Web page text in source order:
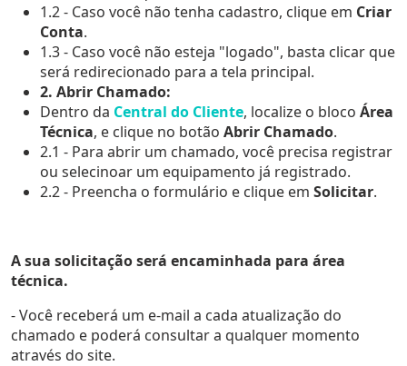
1.2 - Caso você não tenha cadastro, clique em Criar
Conta.
1.3 - Caso você não esteja "logado", basta clicar que
será redirecionado para a tela principal.
2. Abrir Chamado:
Dentro da Central do Cliente, localize o bloco Área
Técnica, e clique no botão Abrir Chamado.
2.1 - Para abrir um chamado, você precisa registrar
ou selecinoar um equipamento já registrado.
2.2 - Preencha o formulário e clique em Solicitar.
A sua solicitação será encaminhada para área
técnica.
- Você receberá um e-mail a cada atualização do
chamado e poderá consultar a qualquer momento
através do site.